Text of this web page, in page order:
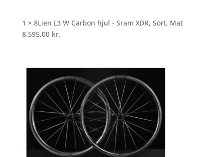
1 × 8Lien L3 W Carbon hjul - Sram XDR, Sort, Mat
8.595,00 kr.